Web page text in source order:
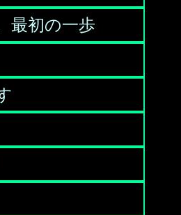
最初の一歩